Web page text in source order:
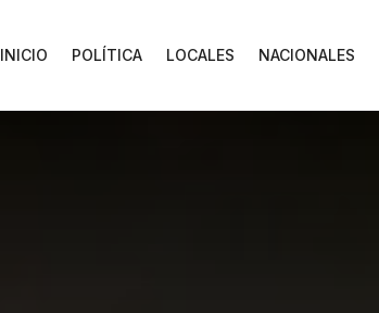
INICIO POLÍTICA LOCALES NACIONALES